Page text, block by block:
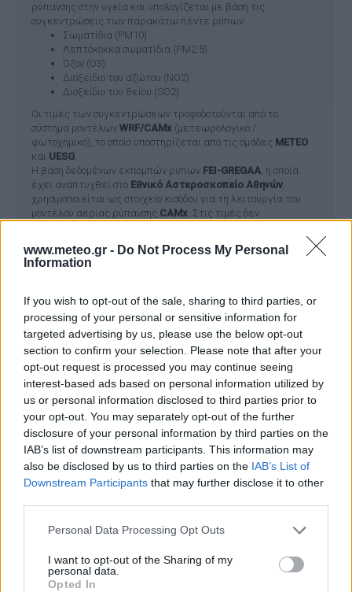
www.meteo.gr - Do Not Process My Personal
Information
If you wish to opt-out of the sale, sharing to third parties, or
processing of your personal or sensitive information for
targeted advertising by us, please use the below opt-out
section to confirm your selection. Please note that after your
opt-out request is processed you may continue seeing
interest-based ads based on personal information utilized by
us or personal information disclosed to third parties prior to
your opt-out. You may separately opt-out of the further
disclosure of your personal information by third parties on the
IAB’s list of downstream participants. This information may
also be disclosed by us to third parties on the IAB’s List of
Downstream Participants that may further disclose it to other
Personal Data Processing Opt Outs
I want to opt-out of the Sharing of my
personal data.
Opted In
ρύπανσης στην υγεία και υπολογίζεται με βάση τις
συγκεντρώσεις των παρακάτω πέντε ρύπων:
Σωματίδια (PM10)
Λεπτόκοκκα σωματίδια (PM2.5)
Όζον (O3)
Διοξείδιο του αζώτου (NO2)
Διοξείδιο του θείου (SO2)
Οι τιμές των συγκεντρώσεων τροφοδοτούνται από το
σύστημα μοντέλων WRF/CAMx (μετεωρολογικό /
φωτοχημικό), το οποίο υποστηρίζεται από τις ομάδες ΜΕΤΕΟ
και UESG.
Η βάση δεδομένων εκπομπών ρύπων FEI-GREGAA, η οποία
έχει αναπτυχθεί στο Εθνικό Αστεροσκοπείο Αθηνών,
χρησιμοποιείται ως στοιχείο εισόδου για τη λειτουργία του
μοντέλου αέριας ρύπανσης CAMx. Στις τιμές δεν
Το έργο χρηματοδοτήθηκε από το Ελληνικό Ίδρυμα Έρευνας
και Καινοτομίας (ΕΛΙΔΕΚ) και από τη Γενική Γραμματεία
Έρευνας και Καινοτομίας (ΓΓΕΚ), με αρ. Σύμβασης Έργου 409.
Το έργο χρηματοδοτήθηκε στο πλαίσιο της Πράξης με τίτλο
«ΘΕΣΠΙΑ ΙΙ: ΘΕμελίωση Συνεργιστικών και ολοκληρωμένων
μεθοδολογιών και εργαλείων παρακολούθησης, διαχείρισης
και πρόγνωσης Περιβαλλοντικών παραμέτρων και πιέσεων»
και κωδικό MIS 5002517.
Ο ΚΑΙΡΟΣ ΤΩΡΑ (LIVE)